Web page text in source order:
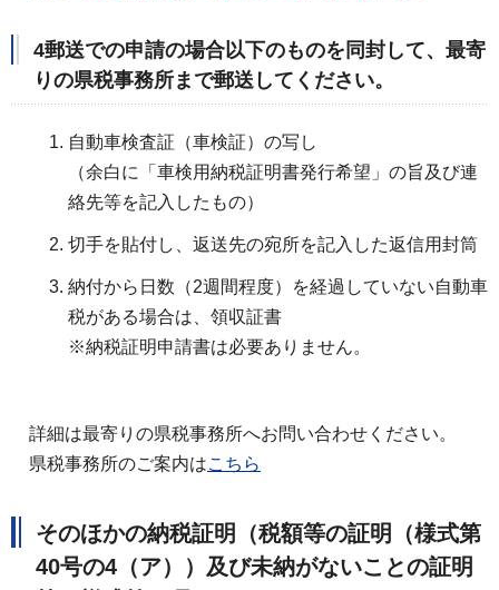
4郵送での申請の場合以下のものを同封して、最寄
りの県税事務所まで郵送してください。
自動車検査証（車検証）の写し
（余白に「車検用納税証明書発行希望」の旨及び連
絡先等を記入したもの）
切手を貼付し、返送先の宛所を記入した返信用封筒
納付から日数（2週間程度）を経過していない自動車
税がある場合は、領収証書
※納税証明申請書は必要ありません。
詳細は最寄りの県税事務所へお問い合わせください。
県税事務所のご案内はこちら
そのほかの納税証明（税額等の証明（様式第
40号の4（ア））及び未納がないことの証明